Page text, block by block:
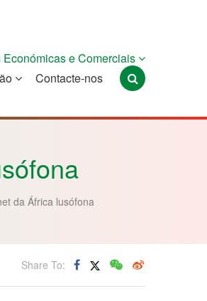
São Tomé e
Timor-Leste
Económicas e Comerciais
Contacte-nos
da África lusófona
Share To: